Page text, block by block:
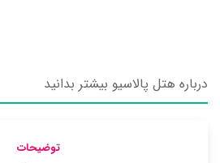
درباره هتل پالاسیو بیشتر بدانید
توضیحات